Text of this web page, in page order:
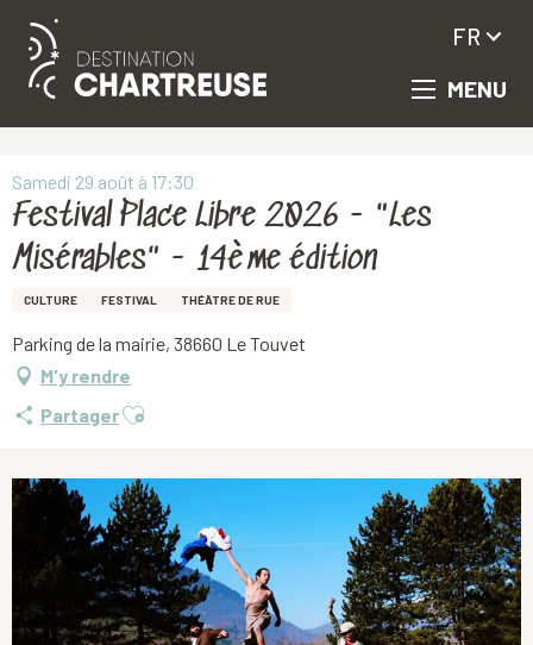
Aller
principal
MENU
FR
Samedi 29 août à 17:30
Festival Place Libre 2026 - "Les
Misérables" - 14ème édition
CULTURE FESTIVAL THÉÂTRE DE RUE
Parking de la mairie, 38660 Le Touvet
M'y rendre
PartagerAjouter aux favoris